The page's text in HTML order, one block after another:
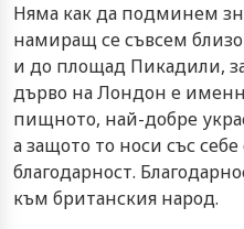
Няма как да подминем
намиращ се съвсем
и до площад Пикадили,
дърво на Лондон е
пищното, най-добре
а защото то носи със
благодарност.
към британския народ.